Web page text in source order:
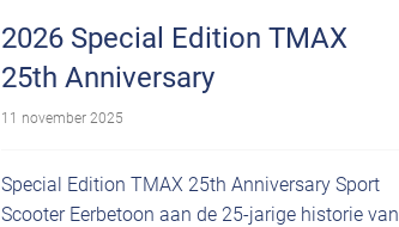
2026 Special Edition TMAX
25th Anniversary
11 november 2025
Special Edition TMAX 25th Anniversary Sport
Scooter Eerbetoon aan de 25-jarige historie van